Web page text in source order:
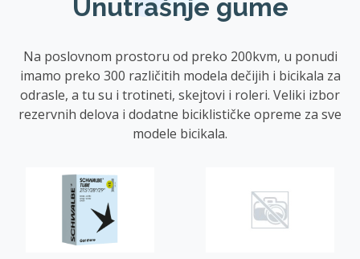
Unutrašnje gume
Na poslovnom prostoru od preko 200kvm, u ponudi
imamo preko 300 različitih modela dečijih i bicikala za
odrasle, a tu su i trotineti, skejtovi i roleri. Veliki izbor
rezervnih delova i dodatne biciklističke opreme za sve
modele bicikala.